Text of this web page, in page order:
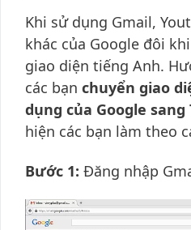
Khi sử dụng Gmail,
khác của Google đôi
giao diện tiếng Anh.
các bạn chuyển giao
dụng của Google sang
hiện các bạn làm theo
Bước 1: Đăng nhập